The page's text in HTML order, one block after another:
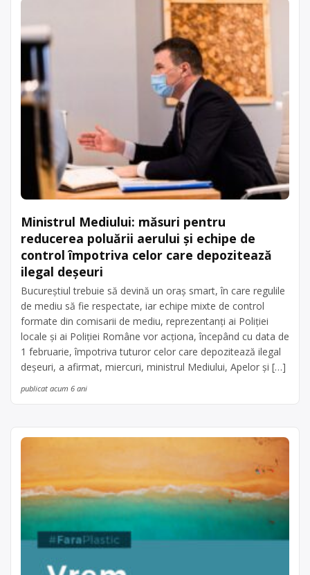
Ministrul Mediului: măsuri pentru
reducerea poluării aerului și echipe de
control împotriva celor care depozitează
ilegal deşeuri
Bucureştiul trebuie să devină un oraş smart, în care regulile
de mediu să fie respectate, iar echipe mixte de control
formate din comisarii de mediu, reprezentanţi ai Poliţiei
locale şi ai Poliţiei Române vor acţiona, începând cu data de
1 februarie, împotriva tuturor celor care depozitează ilegal
deşeuri, a afirmat, miercuri, ministrul Mediului, Apelor şi […]
publicat acum 6 ani